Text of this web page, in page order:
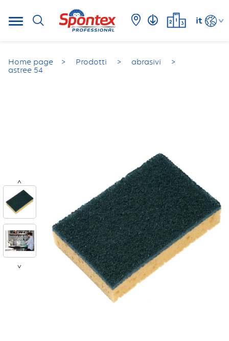
it
Home page Prodotti
abrasivi
astree 54
<
>